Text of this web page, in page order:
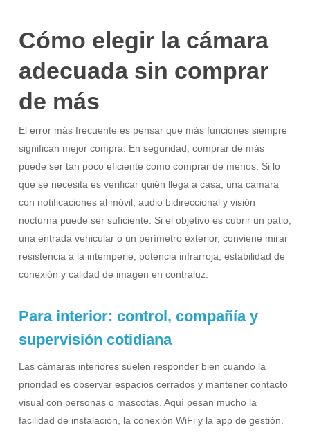
Cómo elegir la cámara
adecuada sin comprar
de más
El error más frecuente es pensar que más funciones siempre
significan mejor compra. En seguridad, comprar de más
puede ser tan poco eficiente como comprar de menos. Si lo
que se necesita es verificar quién llega a casa, una cámara
con notificaciones al móvil, audio bidireccional y visión
nocturna puede ser suficiente. Si el objetivo es cubrir un patio,
una entrada vehicular o un perímetro exterior, conviene mirar
resistencia a la intemperie, potencia infrarroja, estabilidad de
conexión y calidad de imagen en contraluz.
Para interior: control, compañía y
supervisión cotidiana
Las cámaras interiores suelen responder bien cuando la
prioridad es observar espacios cerrados y mantener contacto
visual con personas o mascotas. Aquí pesan mucho la
facilidad de instalación, la conexión WiFi y la app de gestión.